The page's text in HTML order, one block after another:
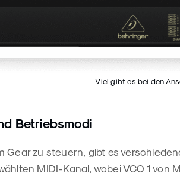
Viel gibt es bei den
Betriebsmodi
Gear zu steuern, gibt es
MIDI-Kanal, wobei VCO 1 von